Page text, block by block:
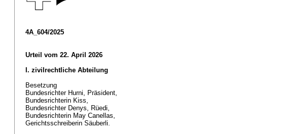
4A_604/2025
Urteil vom 22. April 2026
I. zivilrechtliche Abteilung
Besetzung
Bundesrichter Hurni, Präsident,
Bundesrichterin Kiss,
Bundesrichter Denys, Rüedi,
Bundesrichterin May Canellas,
Gerichtsschreiberin Säuberli.